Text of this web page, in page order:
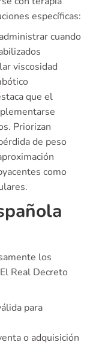
específicas:
cuando
viscosidad
que el
Priorizan
de peso
como
los
Real Decreto
para
o adquisición